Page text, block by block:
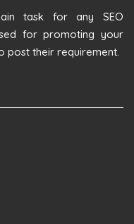
task for any SEO
for promoting your
post their requirement.